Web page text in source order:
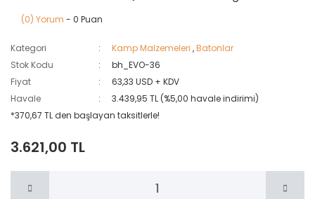
(0) Yorum - 0 Puan
Kategori Kamp Malzemeleri ,Batonlar
Stok Kodu
bh_EVO-36
Fiyat
63,33 USD + KDV
Havale
3.439,95 TL (%5,00 havale indirimi)
*370,67 TL den başlayan taksitlerle!
3.621,00 TL